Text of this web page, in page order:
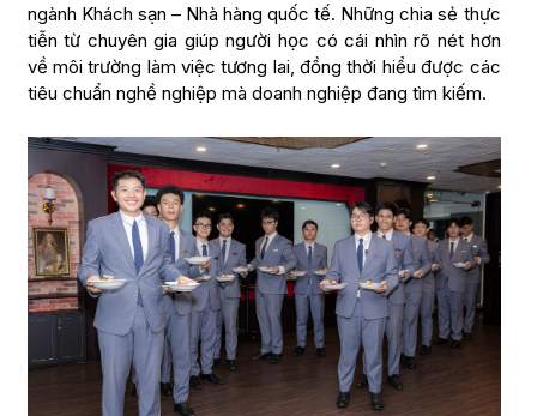
ngành Khách sạn – Nhà hàng quốc tế. Những chia sẻ thực
tiễn từ chuyên gia giúp người học có cái nhìn rõ nét hơn
về môi trường làm việc tương lai, đồng thời hiểu được các
tiêu chuẩn nghề nghiệp mà doanh nghiệp đang tìm kiếm.